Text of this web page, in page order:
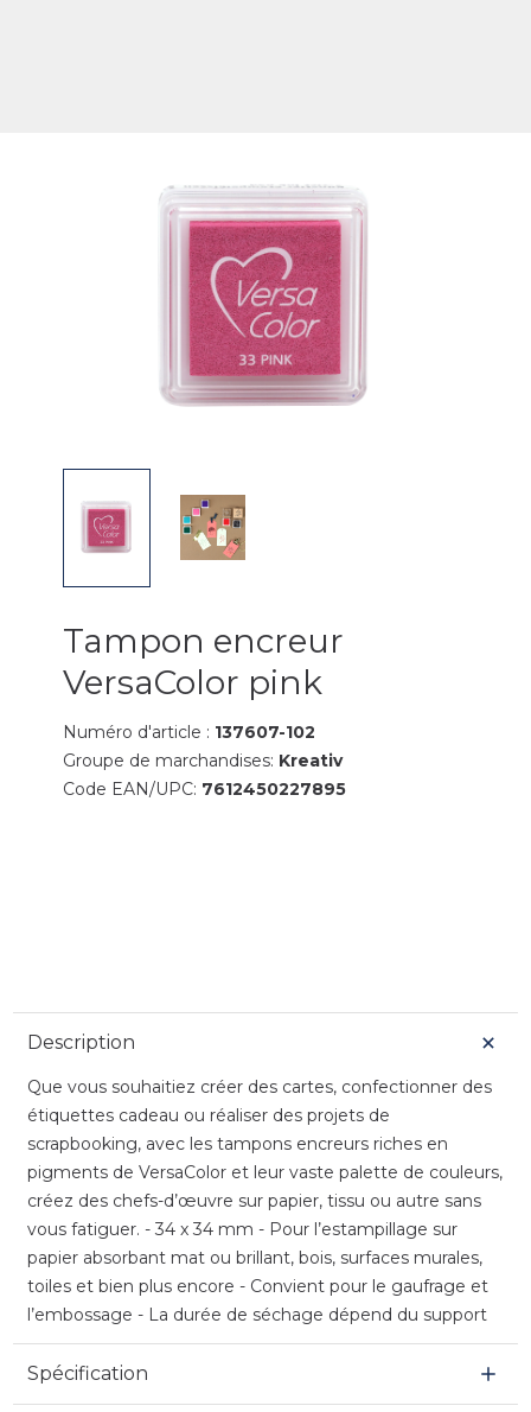
Tampon encreur
VersaColor pink
Numéro d'article : 137607-102
Groupe de marchandises: Kreativ
Code EAN/UPC: 7612450227895
Description
Que vous souhaitiez créer des cartes, confectionner des
étiquettes cadeau ou réaliser des projets de
scrapbooking, avec les tampons encreurs riches en
pigments de VersaColor et leur vaste palette de couleurs,
créez des chefs-d’œuvre sur papier, tissu ou autre sans
vous fatiguer. - 34 x 34 mm - Pour l’estampillage sur
papier absorbant mat ou brillant, bois, surfaces murales,
toiles et bien plus encore - Convient pour le gaufrage et
l’embossage - La durée de séchage dépend du support
Spécification